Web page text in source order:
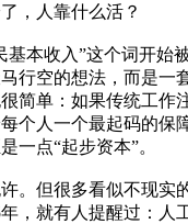
，人靠什么活？
基本收入”这个词开始
行空的想法，而是一
简单：如果传统工作
个人一个最起码的保
一点“起步资本”。
。但很多看似不现实
，就有人提醒过：人